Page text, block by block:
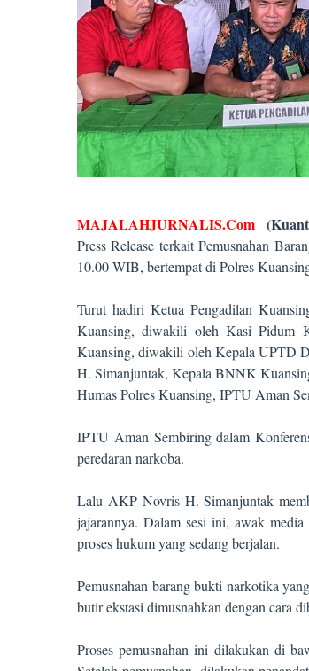
MAJALAHJURNALIS.Com
Press Release terkait Pemusnahan
10.00 WIB, bertempat di Polres
Turut hadiri Ketua Pengadilan
Kuansing, diwakili oleh Kasi Pidum
Kuansing, diwakili oleh Kepala UPTD
H. Simanjuntak, Kepala BNNK
Humas Polres Kuansing, IPTU Aman
IPTU Aman Sembiring dalam
peredaran narkoba.
Lalu AKP Novris H. Simanjuntak
jajarannya. Dalam sesi ini, awak media
proses hukum yang sedang berjalan.
Pemusnahan barang bukti narkotika
butir ekstasi dimusnahkan dengan cara
Proses pemusnahan ini dilakukan di